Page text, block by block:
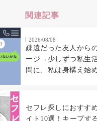
関連記事
2026/08/08
疎遠だった友人から
ージ→少しずつ私生
問に、私は身構え始
セフレ探しにおすす
イト10選！キープす